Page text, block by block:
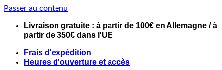
Passer au contenu
Livraison gratuite : à partir de 100€ en Allemagne / à
partir de 350€ dans l'UE
Frais d'expédition
Heures d'ouverture et accès